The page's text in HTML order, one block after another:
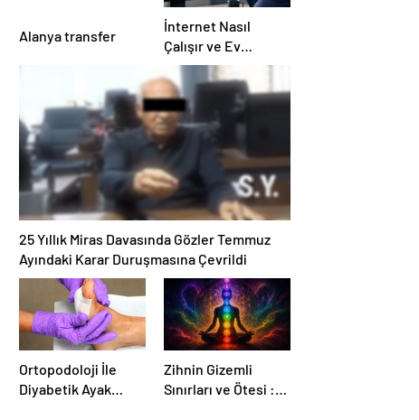
Alanya transfer
İnternet Nasıl
Çalışır ve Ev
Interneti Seçerken
Nelere Dikkat
Etmelisiniz
25 Yıllık Miras Davasında Gözler Temmuz
Ayındaki Karar Duruşmasına Çevrildi
Ortopodoloji İle
Diyabetik Ayak
Zihnin Gizemli
Sınırları ve Ötesi :